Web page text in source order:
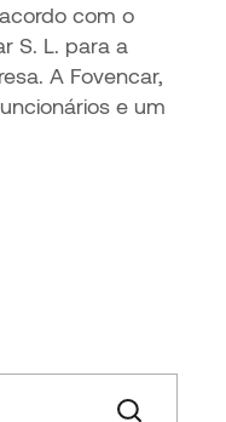
com o
S. L. para a
A Fovencar,
e um